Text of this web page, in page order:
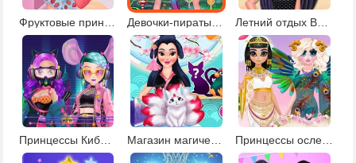
Летний отдых Вайлет
Принцессы КиберПанк 220 Магазин магических существ Принцессы ослепительные богини